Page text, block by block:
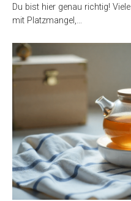
Du bist hier genau richtig!
mit Platzmangel,…